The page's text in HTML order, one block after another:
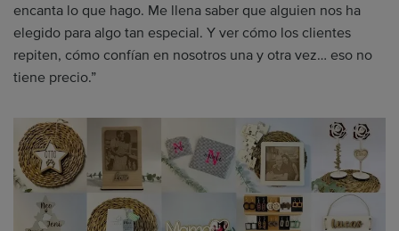
encanta lo que hago. Me llena saber que alguien nos ha
elegido para algo tan especial. Y ver cómo los clientes
repiten, cómo confían en nosotros una y otra vez… eso no
tiene precio.”